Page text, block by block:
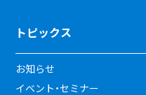
トピックス
お知らせ
イベント・セミナー